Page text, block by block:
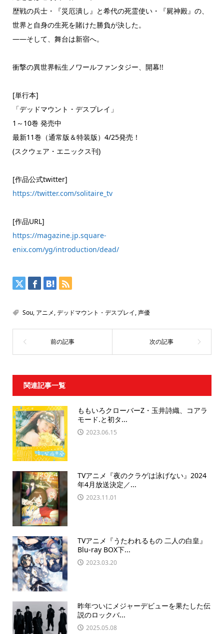
歴戦の兵士・『災厄潰し』と希代の死霊使い・『屍神殿』の、
世界と自身の生死を賭けた勝負が決した。
――そして、舞台は新宿へ。
衝撃の異世界転生ノワールファンタジー、開幕!!
[単行本]
「デッドマウント・デスプレイ」
1～10巻 発売中
最新11巻（通常版＆特装版）4/25発売！
(スクウェア・エニックス刊)
[作品公式twitter]
https://twitter.com/solitaire_tv
[作品URL]
https://magazine.jp.square-
enix.com/yg/introduction/dead/
Sou, アニメ,デッドマウント・デスプレイ,声優
関連記事一覧
ももいろクローバーZ・玉井詩織、コアラ
モード.と初タ...
2023.06.15
TVアニメ『夜のクラゲは泳げない』2024
年4月放送決定／...
2023.11.01
TVアニメ『うたわれるもの 二人の白皇』
Blu-ray BOX下...
2023.03.20
昨年ついにメジャーデビューを果たした伝
説のロックバ...
2025.05.08